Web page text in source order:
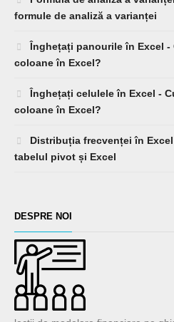
formule de analiză a varianței
Înghețați panourile în Excel
coloane în Excel?
Înghețați celulele în Excel -
coloane în Excel?
Distribuția frecvenței în
tabelul pivot și Excel
DESPRE NOI